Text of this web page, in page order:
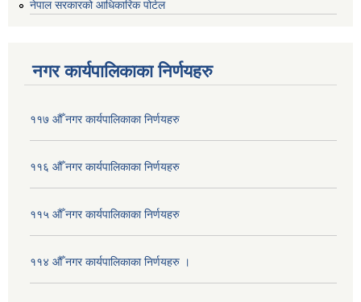
नेपाल सरकारको आधिकारिक पोर्टल
नगर कार्यपालिकाका निर्णयहरु
११७ औँ नगर कार्यपालिकाका निर्णयहरु
११६ औँ नगर कार्यपालिकाका निर्णयहरु
११५ औँ नगर कार्यपालिकाका निर्णयहरु
११४ औँ नगर कार्यपालिकाका निर्णयहरु ।